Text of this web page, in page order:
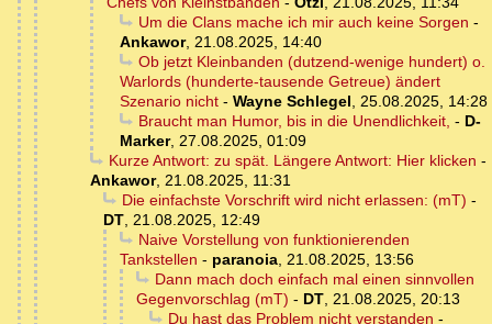
Um die Clans mache ich mir auch keine Sorgen -
Ankawor, 21.08.2025, 14:40
Ob jetzt Kleinbanden (dutzend-wenige hundert) o.
Warlords (hunderte-tausende Getreue) ändert
Szenario nicht - Wayne Schlegel, 25.08.2025, 14:28
Braucht man Humor, bis in die Unendlichkeit, - D-
Marker, 27.08.2025, 01:09
Kurze Antwort: zu spät. Längere Antwort: Hier klicken -
Ankawor, 21.08.2025, 11:31
Die einfachste Vorschrift wird nicht erlassen: (mT) -
DT, 21.08.2025, 12:49
Naive Vorstellung von funktionierenden
Tankstellen - paranoia, 21.08.2025, 13:56
Dann mach doch einfach mal einen sinnvollen
Gegenvorschlag (mT) - DT, 21.08.2025, 20:13
Du hast das Problem nicht verstanden -